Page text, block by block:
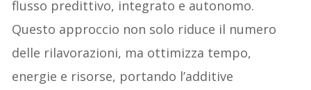
flusso predittivo, integrato e autonomo.
Questo approccio non solo riduce il numero
delle rilavorazioni, ma ottimizza tempo,
energie e risorse, portando l’additive